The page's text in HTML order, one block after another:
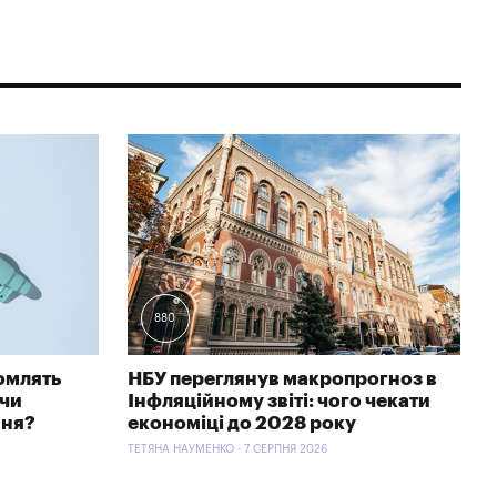
880
НБУ переглянув макропрогноз в
Інфляційному звіті: чого чекати
економіці до 2028 року
ТЕТЯНА НАУМЕНКО - 7 СЕРПНЯ 2026